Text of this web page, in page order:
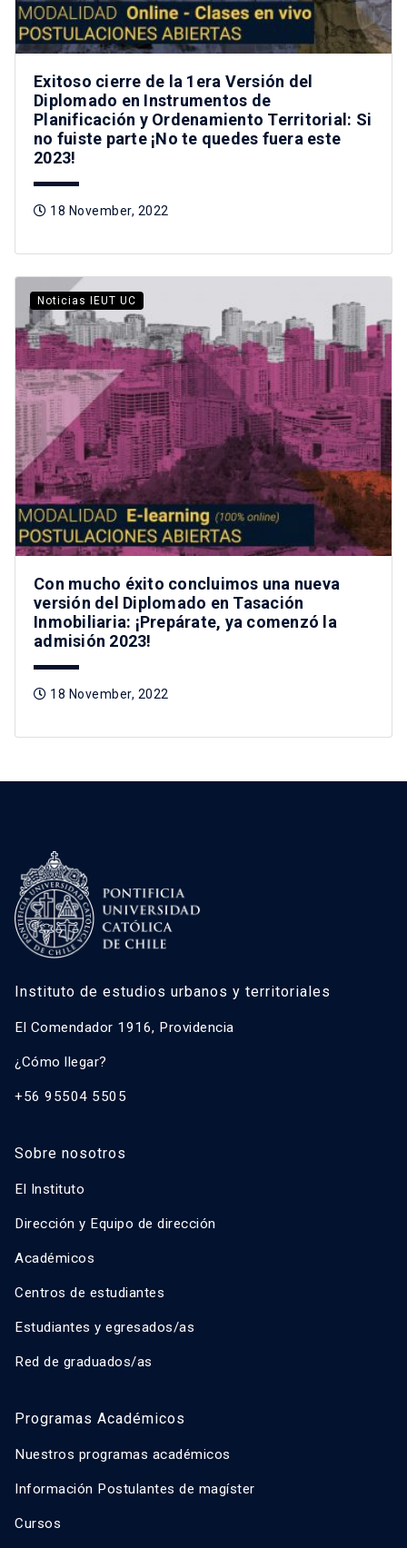
Exitoso cierre de la 1era Versión del
Diplomado en Instrumentos de
Planificación y Ordenamiento Territorial: Si
no fuiste parte ¡No te quedes fuera este
2023!
18 November, 2022
Noticias IEUT UC
Con mucho éxito concluimos una nueva
versión del Diplomado en Tasación
Inmobiliaria: ¡Prepárate, ya comenzó la
admisión 2023!
18 November, 2022
Instituto de estudios urbanos y territoriales
El Comendador 1916, Providencia
¿Cómo llegar?
+56 95504 5505
Sobre nosotros
El Instituto
Dirección y Equipo de dirección
Académicos
Centros de estudiantes
Estudiantes y egresados/as
Red de graduados/as
Programas Académicos
Nuestros programas académicos
Información Postulantes de magíster
Cursos